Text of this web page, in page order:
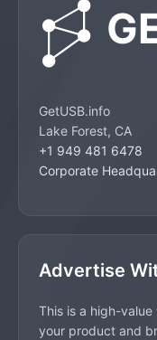
GetUSB.info
Lake Forest, CA
+1 949 481 6478
Corporate
Advertise
This is a high-
your product and